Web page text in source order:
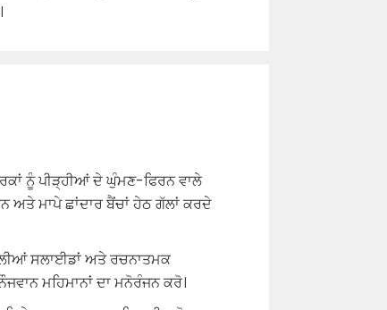
ਨੂੰ ਪੀੜ੍ਹੀਆਂ ਦੇ ਘੁੰਮਣ-ਫਿਰਨ ਵਾਲੇ
ਅਤੇ ਮਾਪੇ ਛਾਂਦਾਰ ਬੈਂਚਾਂ ਹੇਠ ਗੱਲਾਂ ਕਰਦੇ
ਸਲਾਈਡਾਂ ਅਤੇ ਰਚਨਾਤਮਕ
ਮਹਿਮਾਨਾਂ ਦਾ ਮਨੋਰੰਜਨ ਕਰੋ।